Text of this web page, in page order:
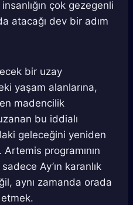
çok gezegenli
atacağı dev bir adım
bir uzay
yaşam alanlarına,
madencilik
bu iddialı
geleceğini yeniden
programının
Ay’ın karanlık
aynı zamanda orada
etmek.